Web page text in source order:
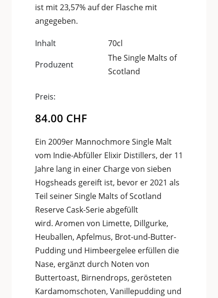
ist mit 23,57% auf der Flasche mit
angegeben.
Inhalt
70cl
Produzent
The Single Malts of
Scotland
Preis:
84.00 CHF
Ein 2009er Mannochmore Single Malt
vom Indie-Abfüller Elixir Distillers, der 11
Jahre lang in einer Charge von sieben
Hogsheads gereift ist, bevor er 2021 als
Teil seiner Single Malts of Scotland
Reserve Cask-Serie abgefüllt
wird. Aromen von Limette, Dillgurke,
Heuballen, Apfelmus, Brot-und-Butter-
Pudding und Himbeergelee erfüllen die
Nase, ergänzt durch Noten von
Buttertoast, Birnendrops, gerösteten
Kardamomschoten, Vanillepudding und